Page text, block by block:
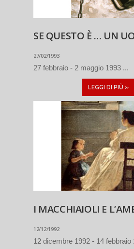
SE QUESTO È … UN
27/02/1993
27 febbraio - 2 maggio 1993 ...
LEGGI DI PIÙ »
I MACCHIAIOLI E
12/12/1992
12 dicembre 1992 - 14 febbraio